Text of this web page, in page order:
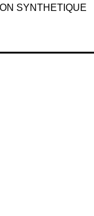
SYNTHETIQUE